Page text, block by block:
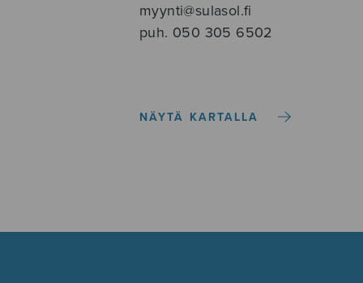
myynti@sulasol.fi
puh. 050 305 6502
NÄYTÄ KARTALLA